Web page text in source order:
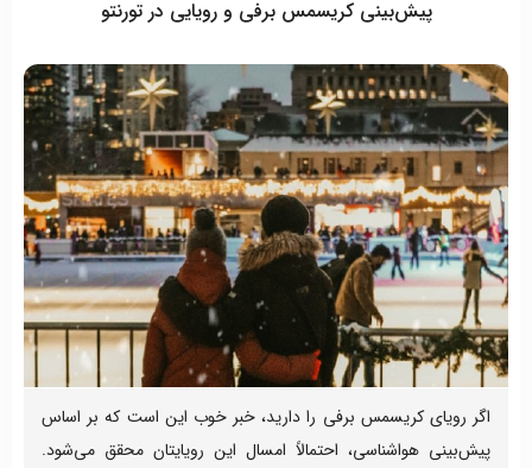
پیش‌بینی کریسمس برفی و رویایی در تورنتو
اگر رویای کریسمس برفی را دارید، خبر خوب این است که بر اساس
پیش‌بینی هواشناسی، احتمالاً امسال این رویایتان محقق می‌شود.